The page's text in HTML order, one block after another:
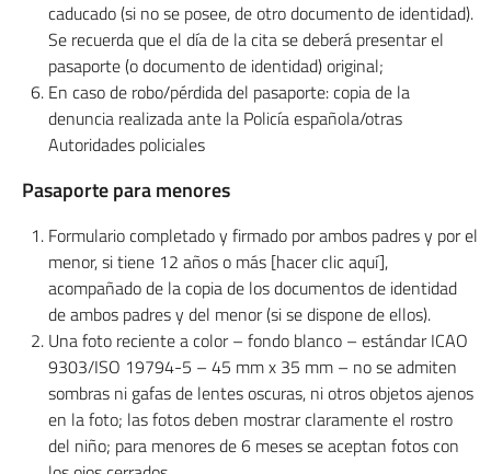
caducado (si no se posee, de otro documento de identidad).
Se recuerda que el día de la cita se deberá presentar el
pasaporte (o documento de identidad) original;
En caso de robo/pérdida del pasaporte: copia de la
denuncia realizada ante la Policía española/otras
Autoridades policiales
Pasaporte para menores
Formulario completado y firmado por ambos padres y por el
menor, si tiene 12 años o más [hacer clic aquí],
acompañado de la copia de los documentos de identidad
de ambos padres y del menor (si se dispone de ellos).
Una foto reciente a color – fondo blanco – estándar ICAO
9303/ISO 19794-5 – 45 mm x 35 mm – no se admiten
sombras ni gafas de lentes oscuras, ni otros objetos ajenos
en la foto; las fotos deben mostrar claramente el rostro
del niño; para menores de 6 meses se aceptan fotos con